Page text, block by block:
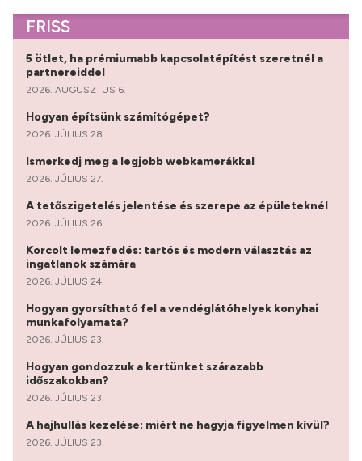
FRISS
5 ötlet, ha prémiumabb kapcsolatépítést szeretnél a
partnereiddel
2026. AUGUSZTUS 6.
Hogyan építsünk számítógépet?
2026. JÚLIUS 28.
Ismerkedj meg a legjobb webkamerákkal
2026. JÚLIUS 27.
A tetőszigetelés jelentése és szerepe az épületeknél
2026. JÚLIUS 26.
Korcolt lemezfedés: tartós és modern választás az
ingatlanok számára
2026. JÚLIUS 24.
Hogyan gyorsítható fel a vendéglátóhelyek konyhai
munkafolyamata?
2026. JÚLIUS 23.
Hogyan gondozzuk a kertünket szárazabb
időszakokban?
2026. JÚLIUS 23.
A hajhullás kezelése: miért ne hagyja figyelmen kívül?
2026. JÚLIUS 23.